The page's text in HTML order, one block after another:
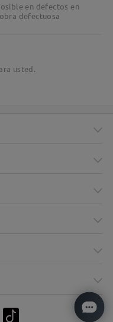
en defectos en
defectuosa
usted.